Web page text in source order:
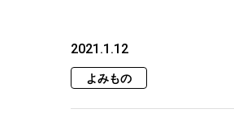
2021.1.12
よみもの